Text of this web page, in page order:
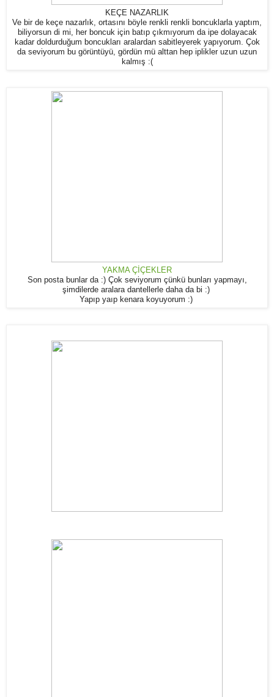
KEÇE NAZARLIK
Ve bir de keçe nazarlık, ortasını böyle renkli renkli boncuklarla yaptım,
biliyorsun di mi, her boncuk için batıp çıkmıyorum da ipe dolayacak
kadar doldurduğum boncukları aralardan sabitleyerek yapıyorum. Çok
da seviyorum bu görüntüyü, gördün mü alttan hep iplikler uzun uzun
kalmış :(
YAKMA ÇİÇEKLER
Son posta bunlar da :) Çok seviyorum çünkü bunları yapmayı,
şimdilerde aralara dantellerle daha da bi :)
Yapıp yaıp kenara koyuyorum :)